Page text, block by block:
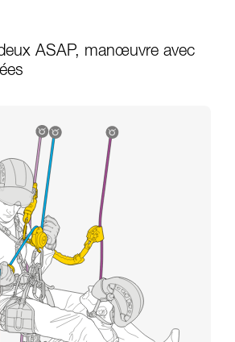
ASAP, manœuvre avec